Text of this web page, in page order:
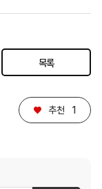
목록
♥ 추천 1